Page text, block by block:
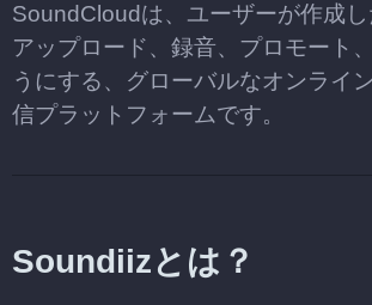
SoundCloudは、ユーザーが作成
アップロード、録音、プロモート
うにする、グローバルなオンライ
信プラットフォームです。
Soundiizとは？